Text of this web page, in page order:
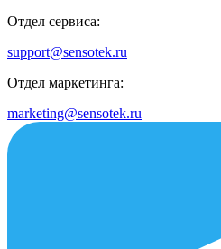
Отдел сервиса:
support@sensotek.ru
Отдел маркетинга:
marketing@sensotek.ru